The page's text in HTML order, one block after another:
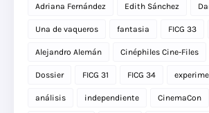
Adriana Fernández Edith Sánchez
Una de vaqueros fantasia FICG 33
Alejandro Alemán Cinéphiles Cine-Files
Dossier FICG 31 FICG 34
análisis independiente CinemaCon